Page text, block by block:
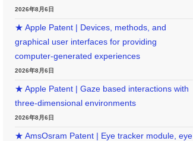
2026年8月6日
★ Apple Patent | Devices, methods, and
graphical user interfaces for providing
computer-generated experiences
2026年8月6日
★ Apple Patent | Gaze based interactions with
three-dimensional environments
2026年8月6日
★ AmsOsram Patent | Eye tracker module, eye